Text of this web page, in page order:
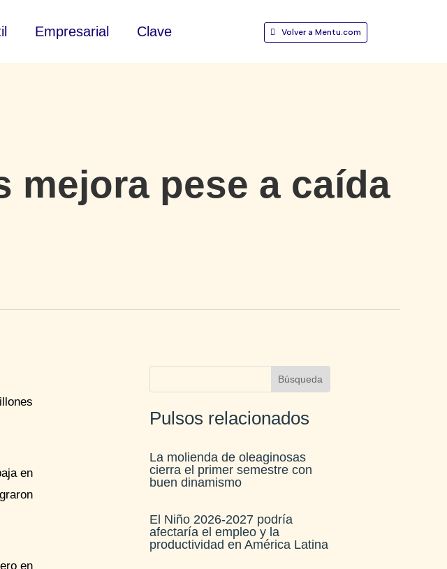
Empresarial Clave Volver a Mentu.com
mejora pese a caída
en
en
Pulsos relacionados
La molienda de oleaginosas
cierra el primer semestre con
buen dinamismo​
El Niño 2026-2027 podría
afectaría el empleo y la
productividad en América Latina​